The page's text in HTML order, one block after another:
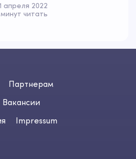
апреля 2022
читать
Партнерам
Вакансии
Impressum